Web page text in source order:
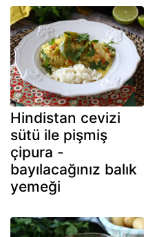
Hindistan cevizi
sütü ile pişmiş
çipura -
bayılacağınız balık
yemeği